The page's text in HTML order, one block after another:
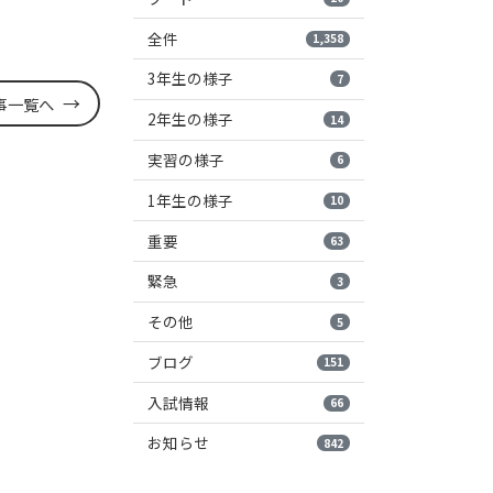
一覧へ
全件 1,358
3年生の様子 7
2年生の様子 14
実習の様子 6
1年生の様子 10
重要 63
緊急 3
その他 5
ブログ 151
入試情報 66
お知らせ 842